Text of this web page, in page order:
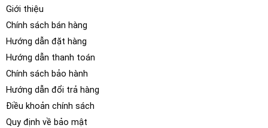
Giới thiệu
Chính sách bán hàng
Hướng dẫn đặt hàng
Hướng dẫn thanh toán
Chính sách bảo hành
Hướng dẫn đổi trả hàng
Điều khoản chính sách
Quy định về bảo mật